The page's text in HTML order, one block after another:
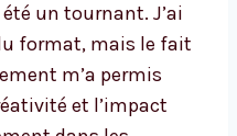
un tournant. J’ai
format, mais le fait
m’a permis
et l’impact